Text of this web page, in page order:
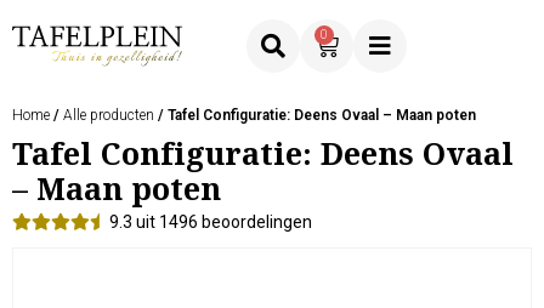
0
Home / Alle producten / Tafel Configuratie: Deens Ovaal – Maan poten
Tafel Configuratie: Deens Ovaal
– Maan poten
9.3 uit 1496 beoordelingen